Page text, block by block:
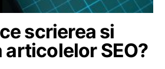
scrierea si
SEO?